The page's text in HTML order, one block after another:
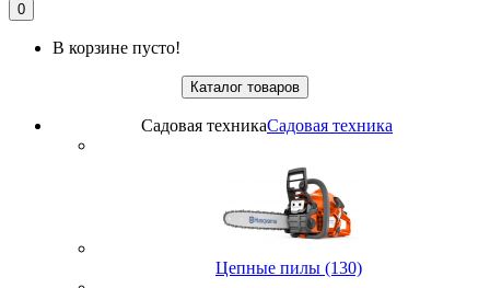
0
В корзине пусто!
Каталог товаров
Садовая техникаСадовая техника
Цепные пилы (130)